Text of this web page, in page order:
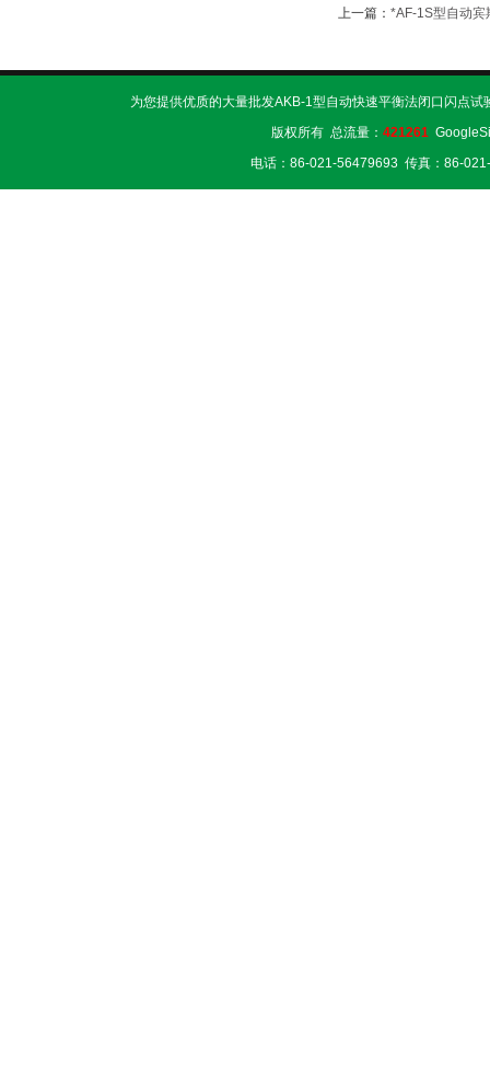
上一篇： *AF-1S型自动宾
为您提供优质的大量批发AKB-1型自动快速平衡法闭口闪点
版权所有 总流量： 421261
电话：86-021-56479693 传真：86-